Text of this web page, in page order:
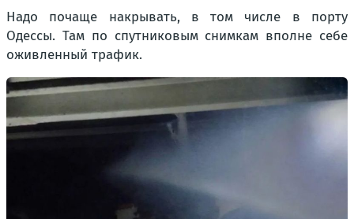
Надо почаще накрывать, в том числе в порту
Одессы. Там по спутниковым снимкам вполне себе
оживленный трафик.